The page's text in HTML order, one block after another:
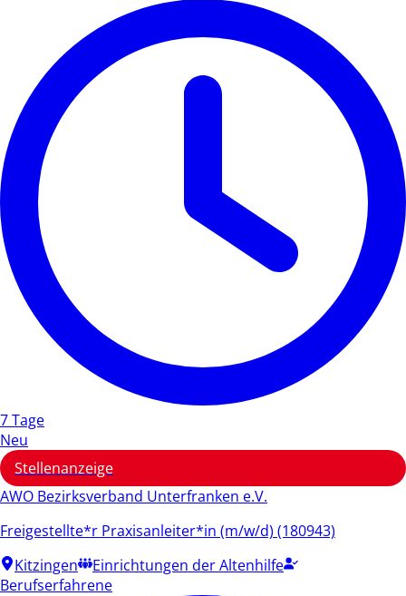
7 Tage
Neu
Stellenanzeige
AWO Bezirksverband Unterfranken e.V.
Freigestellte*r Praxisanleiter*in (m/w/d) (180943)
Kitzingen
Einrichtungen der Altenhilfe
Berufserfahrene